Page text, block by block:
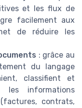
et les flux de
facilement aux
de réduire les
: grâce au
du langage
classifient et
les informations
contrats,